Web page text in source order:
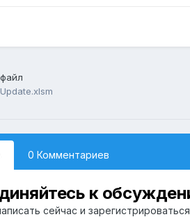
0 Комментариев
к
сейчас и